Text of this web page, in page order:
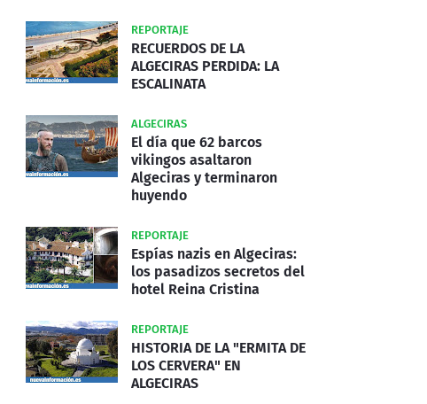
REPORTAJE
RECUERDOS DE LA
ALGECIRAS PERDIDA: LA
ESCALINATA
ALGECIRAS
El día que 62 barcos
vikingos asaltaron
Algeciras y terminaron
huyendo
REPORTAJE
Espías nazis en Algeciras:
los pasadizos secretos del
hotel Reina Cristina
REPORTAJE
HISTORIA DE LA "ERMITA DE
LOS CERVERA" EN
ALGECIRAS